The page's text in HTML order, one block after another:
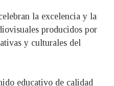
la excelencia y la
producidos por
y culturales del
educativo de calidad